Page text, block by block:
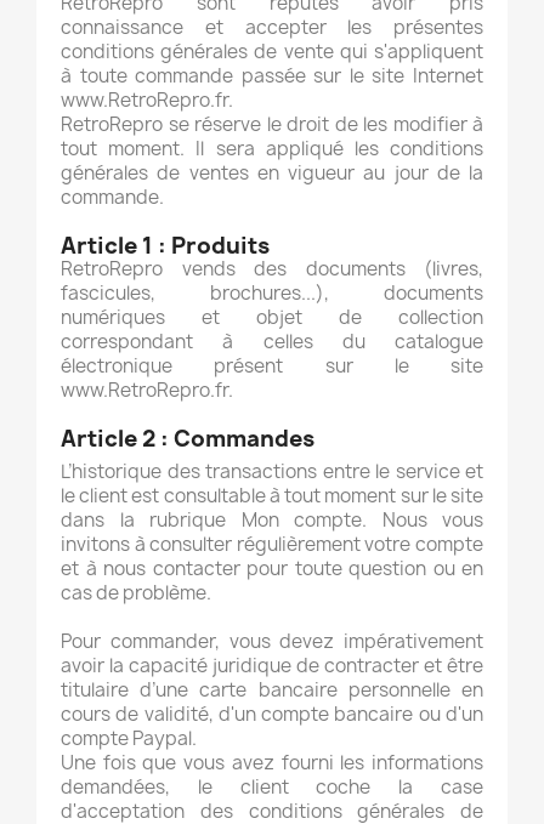
connaissance et accepter les présentes
conditions générales de vente qui s'appliquent
à toute commande passée sur le site Internet
www.RetroRepro.fr.
RetroRepro se réserve le droit de les modifier à
tout moment. Il sera appliqué les conditions
générales de ventes en vigueur au jour de la
commande.
Article 1 : Produits
RetroRepro vends des documents (livres,
fascicules, brochures...), documents
numériques et objet de collection
correspondant à celles du catalogue
électronique présent sur le site
www.RetroRepro.fr.
Article 2 : Commandes
L’historique des transactions entre le service et
le client est consultable à tout moment sur le site
dans la rubrique Mon compte. Nous vous
invitons à consulter régulièrement votre compte
et à nous contacter pour toute question ou en
cas de problème.
Pour commander, vous devez impérativement
avoir la capacité juridique de contracter et être
titulaire d’une carte bancaire personnelle en
cours de validité, d'un compte bancaire ou d'un
compte Paypal.
Une fois que vous avez fourni les informations
demandées, le client coche la case
d'acceptation des conditions générales de